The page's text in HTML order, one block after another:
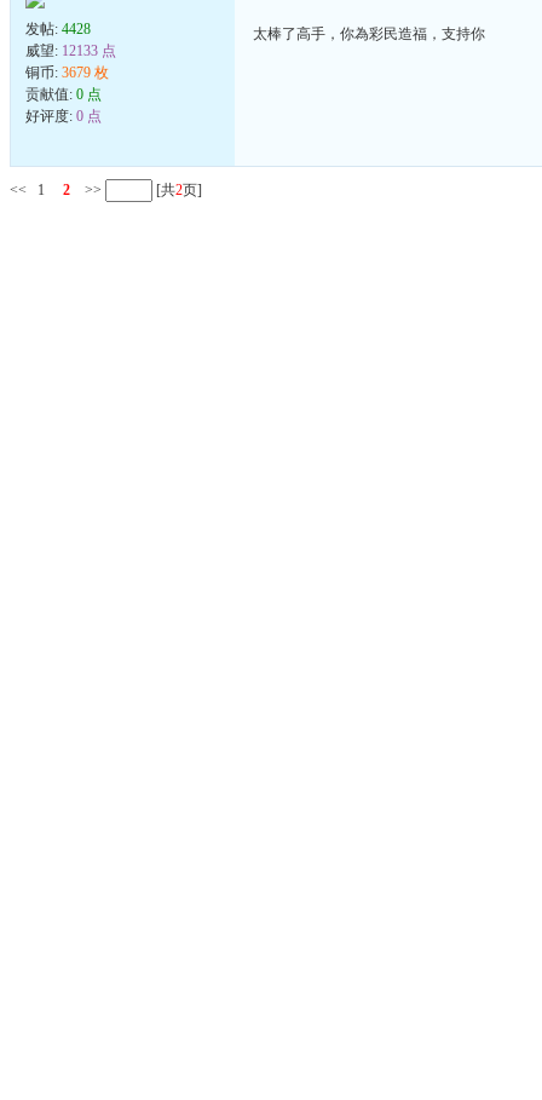
发帖: 4428
威望: 12133 点
铜币: 3679 枚
贡献值: 0 点
好评度: 0 点
太棒了高手，你為彩民造福，支持你
<< 1 2 >> [共2页]